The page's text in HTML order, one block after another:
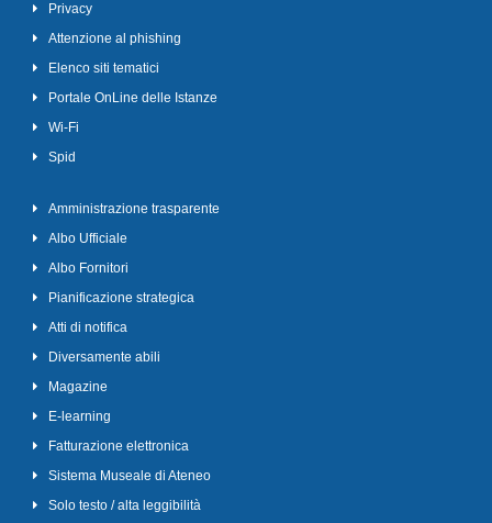
Privacy
Attenzione al phishing
Elenco siti tematici
Portale OnLine delle Istanze
Wi-Fi
Spid
Amministrazione trasparente
Albo Ufficiale
Albo Fornitori
Pianificazione strategica
Atti di notifica
Diversamente abili
Magazine
E-learning
Fatturazione elettronica
Sistema Museale di Ateneo
Solo testo / alta leggibilità